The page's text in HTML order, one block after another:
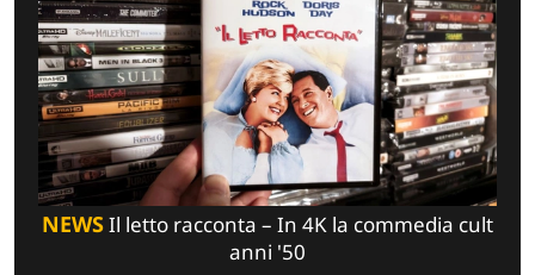
NEWSIl letto racconta – In 4K la commedia cult
anni '50